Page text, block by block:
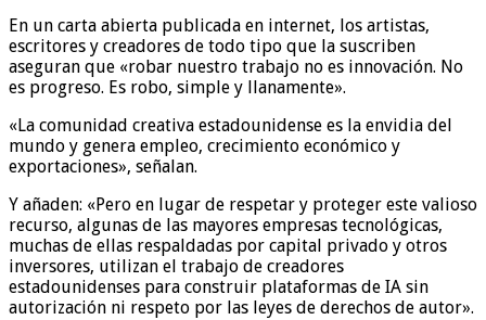
En un carta abierta publicada en internet, los artistas,
escritores y creadores de todo tipo que la suscriben
aseguran que «robar nuestro trabajo no es innovación. No
es progreso. Es robo, simple y llanamente».
«La comunidad creativa estadounidense es la envidia del
mundo y genera empleo, crecimiento económico y
exportaciones», señalan.
Y añaden: «Pero en lugar de respetar y proteger este valioso
recurso, algunas de las mayores empresas tecnológicas,
muchas de ellas respaldadas por capital privado y otros
inversores, utilizan el trabajo de creadores
estadounidenses para construir plataformas de IA sin
autorización ni respeto por las leyes de derechos de autor».